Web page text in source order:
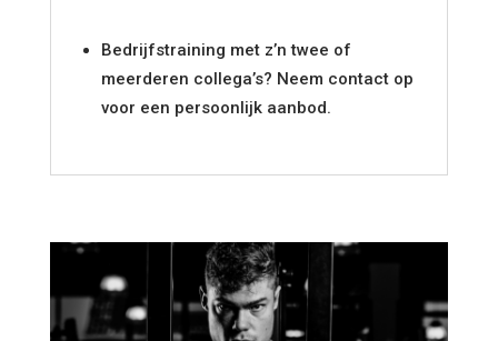
Bedrijfstraining met z’n twee of
meerderen collega’s? Neem contact op
voor een persoonlijk aanbod.